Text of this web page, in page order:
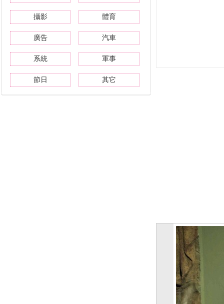
攝影 體育
廣告 汽車
系統 軍事
節日 其它